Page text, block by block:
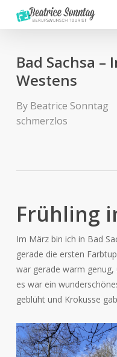
Bad Sachsa –
Westens
By Beatrice Sonntag
schmerzlos
Frühling
Im März bin ich in Bad
gerade die ersten
war gerade warm
es war ein
geblüht und Krokusse